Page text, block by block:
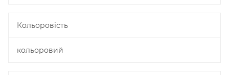
Кольоровість
кольоровий